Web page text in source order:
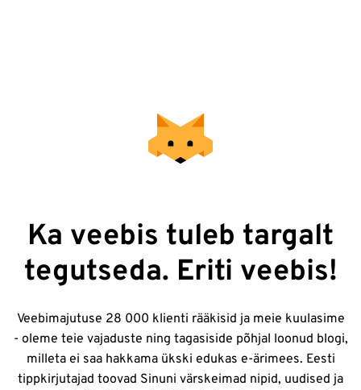
Ka veebis tuleb targalt
tegutseda. Eriti veebis!
Veebimajutuse 28 000 klienti rääkisid ja meie kuulasime
- oleme teie vajaduste ning tagasiside põhjal loonud blogi,
milleta ei saa hakkama ükski edukas e-ärimees. Eesti
tippkirjutajad toovad Sinuni värskeimad nipid, uudised ja